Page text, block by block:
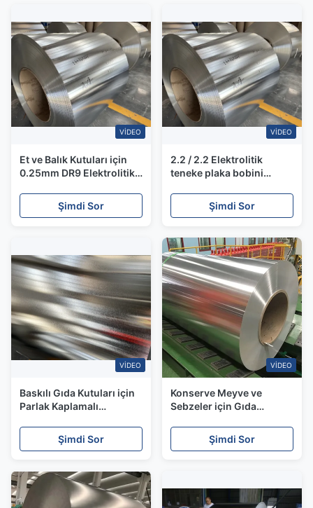
VIDEO
Et ve Balık Kutuları için
0.25mm DR9 Elektrolitik
Şimdi Sor
VIDEO
2.2 / 2.2 Elektrolitik
teneke plaka bobini
T3.5 T4 Teneke kaplama
çelik
Şimdi Sor
VIDEO
Baskılı Gıda Kutuları için
Parlak Kaplamalı
Şimdi Sor
VIDEO
Konserve Meyve ve
Sebzeler için Gıda
Teneke Bobin
Şimdi Sor